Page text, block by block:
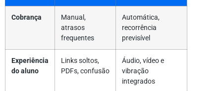
Cobrança
Manual,
atrasos
frequentes
Automática,
recorrência
previsível
Experiência
do aluno
Links soltos,
PDFs, confusão
Áudio, vídeo e
vibração
integrados